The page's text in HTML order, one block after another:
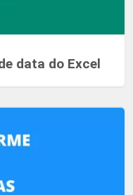
data do Excel